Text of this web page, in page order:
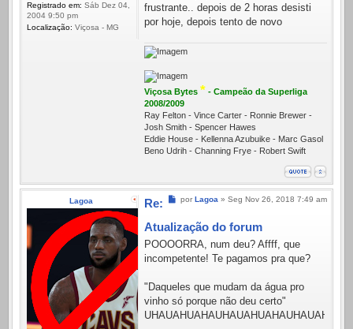
Registrado em: Sáb Dez 04,
2004 9:50 pm
Localização: Viçosa - MG
frustrante.. depois de 2 horas desisti
por hoje, depois tento de novo
Viçosa Bytes * - Campeão da Superliga
2008/2009
Ray Felton - Vince Carter - Ronnie Brewer -
Josh Smith - Spencer Hawes
Eddie House - Kellenna Azubuike - Marc Gasol
Beno Udrih - Channing Frye - Robert Swift
Lagoa Mensagem
por Lagoa » Seg Nov 26, 2018 7:49 am
Re:
Atualização do forum
POOOORRA, num deu? Affff, que
incompetente! Te pagamos pra que?
"Daqueles que mudam da água pro
vinho só porque não deu certo"